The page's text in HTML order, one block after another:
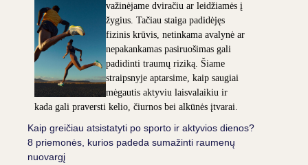
važinėjame dviračiu ar leidžiamės į
žygius. Tačiau staiga padidėjęs
fizinis krūvis, netinkama avalynė ar
nepakankamas pasiruošimas gali
padidinti traumų riziką. Šiame
straipsnyje aptarsime, kaip saugiai
mėgautis aktyviu laisvalaikiu ir
kada gali praversti kelio, čiurnos bei alkūnės įtvarai.
Kaip greičiau atsistatyti po sporto ir aktyvios dienos?
8 priemonės, kurios padeda sumažinti raumenų
nuovargį